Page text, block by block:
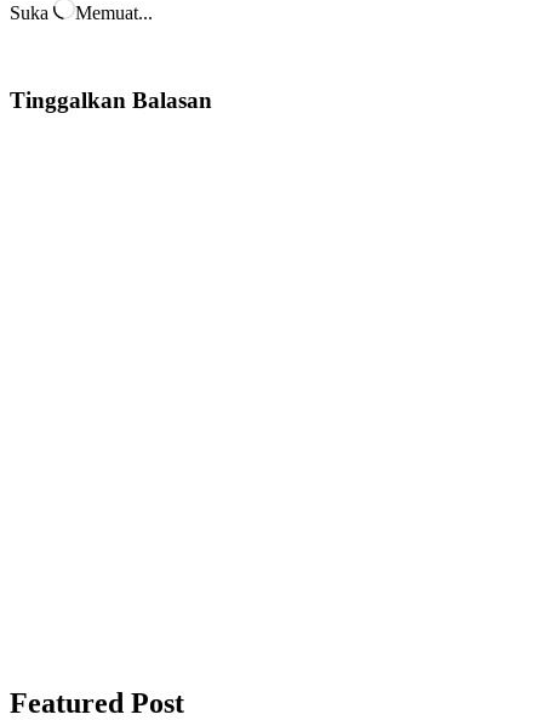
Suka Memuat...
Tinggalkan Balasan
Featured Post